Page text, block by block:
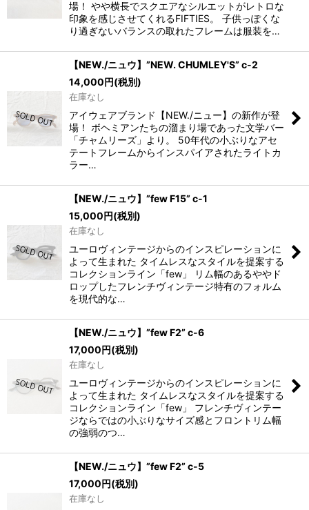
場！ やや横長でスクエアなシルエットがレトロな
印象を感じさせてくれるFIFTIES。 子供っぽくな
り過ぎないバランスの取れたフレームは服装を…
【NEW./ニュウ】”NEW. CHUMLEY'S” c-2
14,000円(税別)
在庫なし
アイウェアブランド【NEW./ニュー】の新作が登
場！ ボヘミアンたちの溜まり場であった文学バー
「チャムリーズ」より。 50年代の小ぶりなアセ
テートフレームからインスパイアされたライトカ
ラー…
【NEW./ニュウ】”few F15” c-1
15,000円(税別)
在庫なし
ユーロヴィンテージからのインスピレーションに
よって生まれた タイムレスなスタイルを提案する
コレクションライン「few」 リム幅のあるややド
ロップしたフレンチヴィンテージ特有のフォルム
を現代的な…
【NEW./ニュウ】”few F2” c-6
17,000円(税別)
在庫なし
ユーロヴィンテージからのインスピレーションに
よって生まれた タイムレスなスタイルを提案する
コレクションライン「few」 フレンチヴィンテー
ジならではの小ぶりなサイズ感とフロントリム幅
の強弱のつ…
【NEW./ニュウ】”few F2” c-5
17,000円(税別)
在庫なし